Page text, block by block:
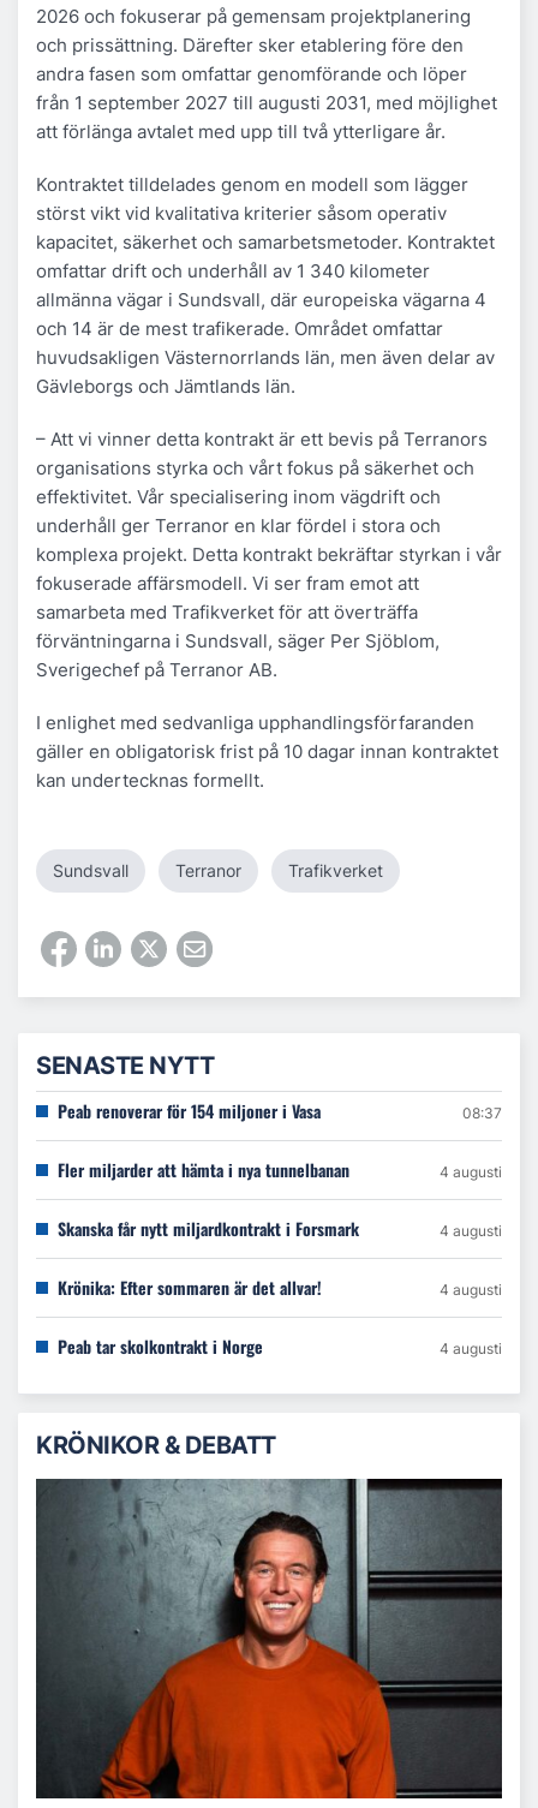
2026 och fokuserar på gemensam projektplanering
och prissättning. Därefter sker etablering före den
andra fasen som omfattar genomförande och löper
från 1 september 2027 till augusti 2031, med möjlighet
att förlänga avtalet med upp till två ytterligare år.
Kontraktet tilldelades genom en modell som lägger
störst vikt vid kvalitativa kriterier såsom operativ
kapacitet, säkerhet och samarbetsmetoder. Kontraktet
omfattar drift och underhåll av 1 340 kilometer
allmänna vägar i Sundsvall, där europeiska vägarna 4
och 14 är de mest trafikerade. Området omfattar
huvudsakligen Västernorrlands län, men även delar av
Gävleborgs och Jämtlands län.
– Att vi vinner detta kontrakt är ett bevis på Terranors
organisations styrka och vårt fokus på säkerhet och
effektivitet. Vår specialisering inom vägdrift och
underhåll ger Terranor en klar fördel i stora och
komplexa projekt. Detta kontrakt bekräftar styrkan i vår
fokuserade affärsmodell. Vi ser fram emot att
samarbeta med Trafikverket för att överträffa
förväntningarna i Sundsvall, säger Per Sjöblom,
Sverigechef på Terranor AB.
I enlighet med sedvanliga upphandlingsförfaranden
gäller en obligatorisk frist på 10 dagar innan kontraktet
kan undertecknas formellt.
Sundsvall Terranor Trafikverket
SENASTE NYTT
Peab renoverar för 154 miljoner i Vasa 08:37
Fler miljarder att hämta i nya tunnelbanan 4 augusti
Skanska får nytt miljardkontrakt i Forsmark 4 augusti
Krönika: Efter sommaren är det allvar! 4 augusti
Peab tar skolkontrakt i Norge 4 augusti
KRÖNIKOR & DEBATT